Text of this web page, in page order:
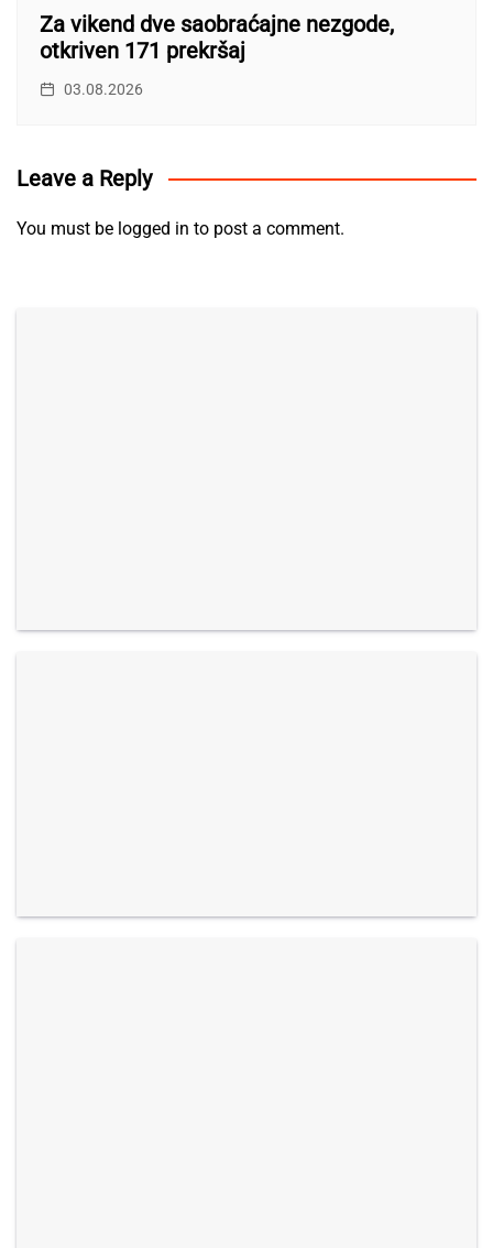
Za vikend dve saobraćajne nezgode,
otkriven 171 prekršaj
03.08.2026
Leave a Reply
You must be logged in to post a comment.